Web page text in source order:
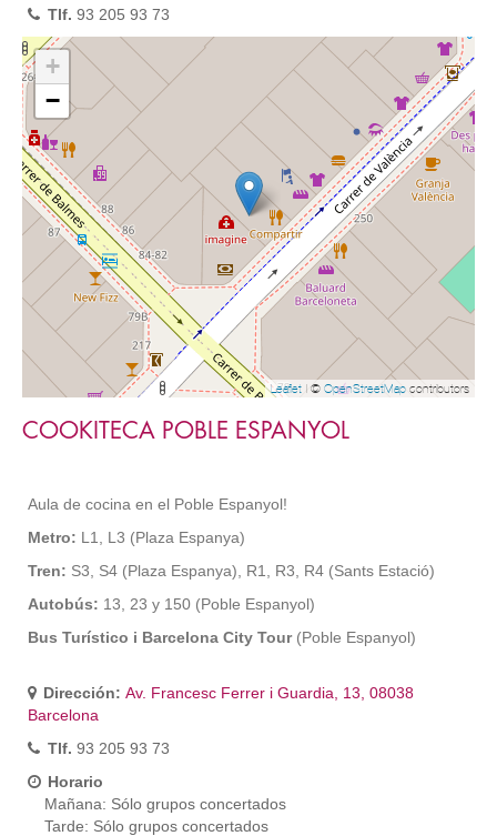
Tlf. 93 205 93 73
+
−
Leaflet | © OpenStreetMap contributors
COOKITECA POBLE ESPANYOL
Aula de cocina en el Poble Espanyol!
Metro: L1, L3 (Plaza Espanya)
Tren: S3, S4 (Plaza Espanya), R1, R3, R4 (Sants Estació)
Autobús: 13, 23 y 150 (Poble Espanyol)
Bus Turístico i Barcelona City Tour(Poble Espanyol)
Dirección: Av. Francesc Ferrer i Guardia, 13, 08038
Barcelona
Tlf. 93 205 93 73
Horario
Mañana: Sólo grupos concertados
Tarde: Sólo grupos concertados